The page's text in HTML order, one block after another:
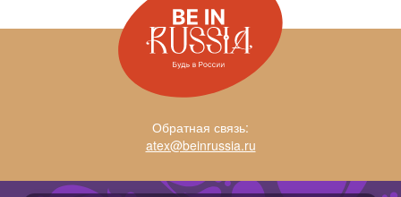
Обратная связь:
atex@beinrussia.ru